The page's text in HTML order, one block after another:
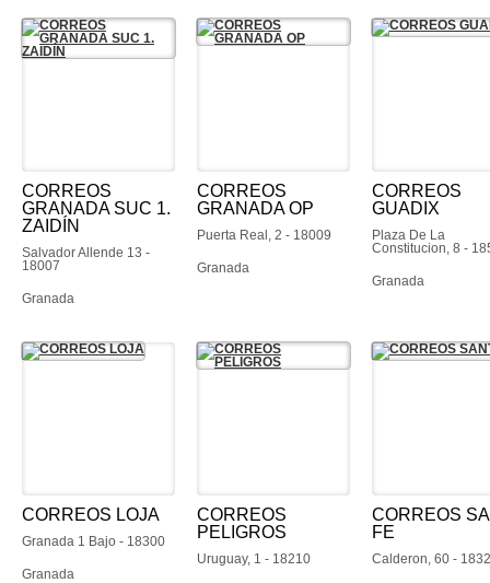
CORREOS
GRANADA SUC 1.
ZAIDÍN
Salvador Allende 13 -
18007
Granada
CORREOS
GRANADA OP
Puerta Real, 2 - 18009
Granada
CORREOS
GUADIX
Plaza De La
Constitucion, 8 -
Granada
CORREOS LOJA
Granada 1 Bajo - 18300
Granada
CORREOS
PELIGROS
Uruguay, 1 - 18210
CORREOS
FE
Calderon, 60 -